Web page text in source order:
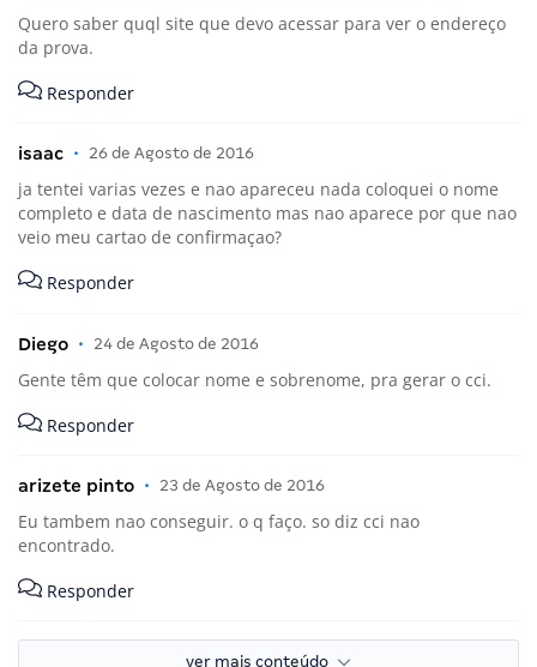
Quero saber quql site que devo acessar para ver o endereço
da prova.
Responder
isaac • 26 de Agosto de 2016
ja tentei varias vezes e nao apareceu nada coloquei o nome
completo e data de nascimento mas nao aparece por que nao
veio meu cartao de confirmaçao?
Responder
Diego • 24 de Agosto de 2016
Gente têm que colocar nome e sobrenome, pra gerar o cci.
Responder
arizete pinto • 23 de Agosto de 2016
Eu tambem nao conseguir. o q faço. so diz cci nao
encontrado.
Responder
ver mais conteúdo